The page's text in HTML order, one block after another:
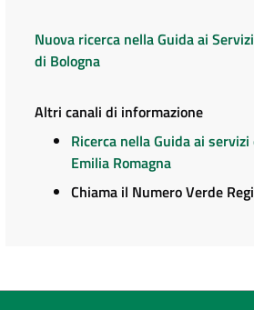
Nuova ricerca nella Guida ai
di Bologna
Altri canali di informazione
Ricerca nella Guida ai
Emilia Romagna
Chiama il Numero Verde